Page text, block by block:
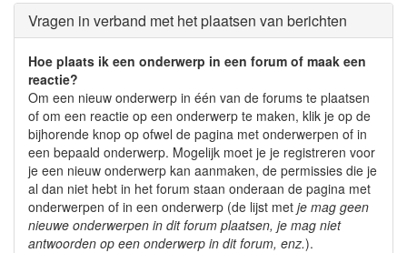
Vragen in verband met het plaatsen van berichten
Hoe plaats ik een onderwerp in een forum of maak een
reactie?
Om een nieuw onderwerp in één van de forums te plaatsen
of om een reactie op een onderwerp te maken, klik je op de
bijhorende knop op ofwel de pagina met onderwerpen of in
een bepaald onderwerp. Mogelijk moet je je registreren voor
je een nieuw onderwerp kan aanmaken, de permissies die je
al dan niet hebt in het forum staan onderaan de pagina met
onderwerpen of in een onderwerp (de lijst met je mag geen
nieuwe onderwerpen in dit forum plaatsen, je mag niet
antwoorden op een onderwerp in dit forum, enz.).